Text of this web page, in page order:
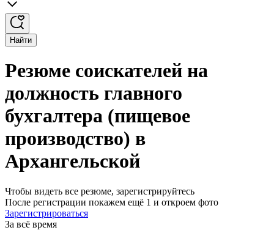
Найти
Резюме соискателей на
должность главного
бухгалтера (пищевое
производство) в
Архангельской
Чтобы видеть все резюме, зарегистрируйтесь
После регистрации покажем ещё 1 и откроем фото
Зарегистрироваться
За всё время